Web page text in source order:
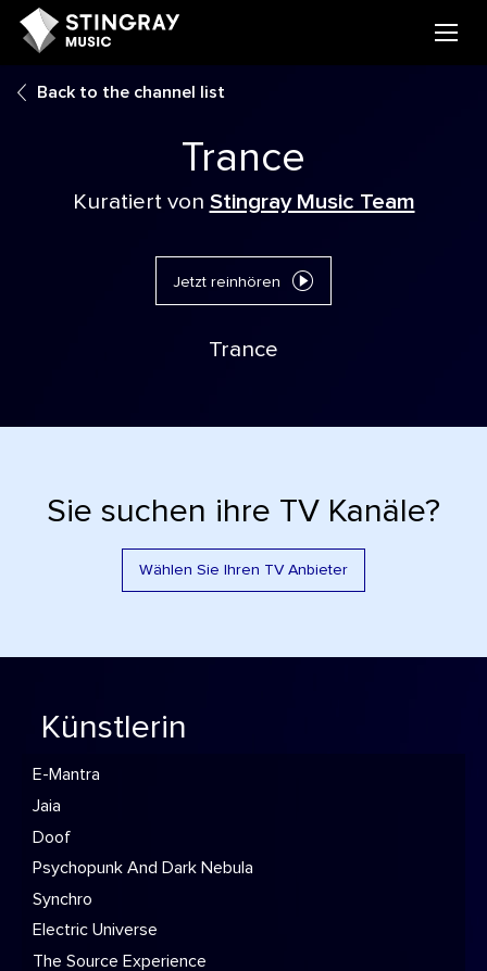
Back to the channel list
Trance
Kuratiert von Stingray Music Team
Jetzt reinhören
Trance
Sie suchen ihre TV Kanäle?
Wählen Sie Ihren TV Anbieter
Künstlerin
E-Mantra
Jaia
Doof
Psychopunk And Dark Nebula
Synchro
Electric Universe
The Source Experience